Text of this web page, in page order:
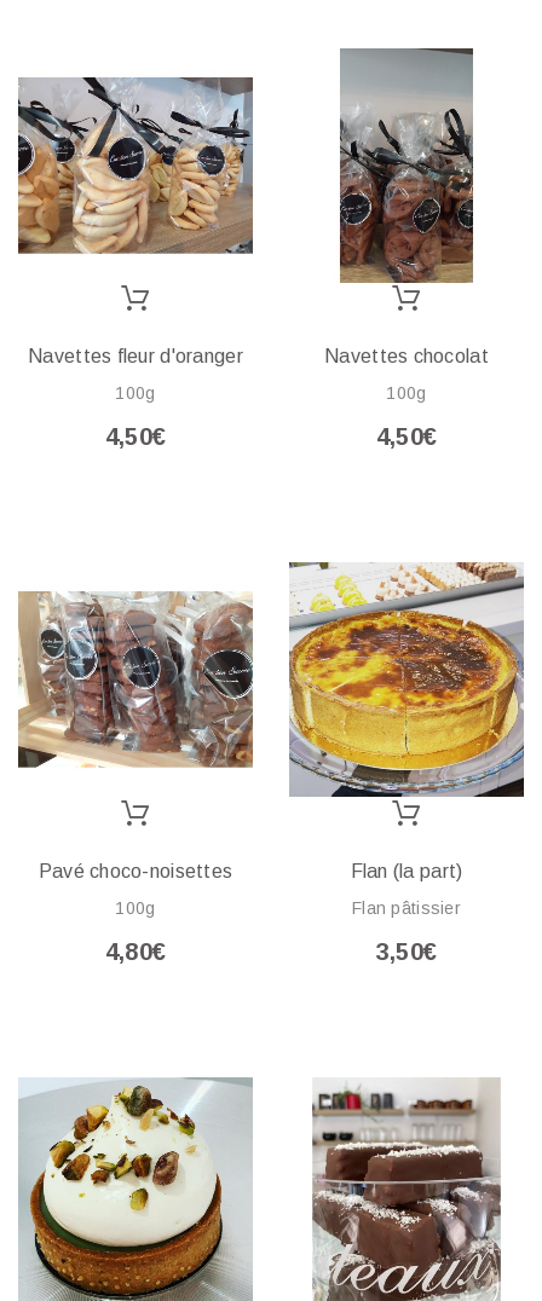
Navettes fleur d'oranger
100g
4,50€
Navettes chocolat
100g
4,50€
Pavé choco-noisettes
100g
4,80€
Flan (la part)
Flan pâtissier
3,50€